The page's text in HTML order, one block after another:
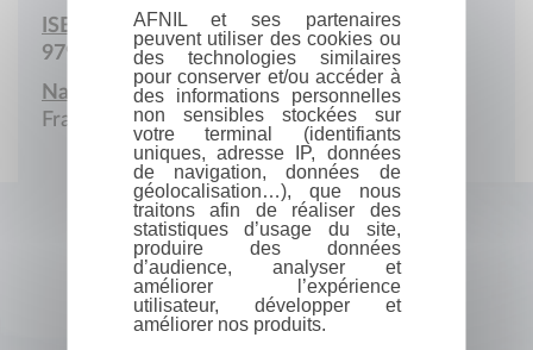
ISBN :
979-10-415-6788-1
Nationalité :
France
AFNIL et ses partenaires
peuvent utiliser des cookies ou
des technologies similaires
pour conserver et/ou accéder à
des informations personnelles
non sensibles stockées sur
votre terminal (identifiants
uniques, adresse IP, données
de navigation, données de
géolocalisation…), que nous
traitons afin de réaliser des
statistiques d’usage du site,
produire des données
d’audience, analyser et
améliorer l’expérience
utilisateur, développer et
améliorer nos produits.